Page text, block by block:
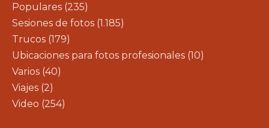
Populares (235)
Sesiones de fotos (1.185)
Trucos (179)
Ubicaciones para fotos profesionales (10)
Varios (40)
Viajes (2)
Video (254)